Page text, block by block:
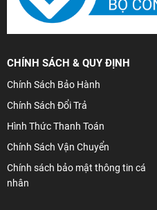
CHÍNH SÁCH & QUY ĐỊNH
Chính Sách Bảo Hành
Chính Sách Đổi Trả
Hình Thức Thanh Toán
Chính Sách Vận Chuyển
Chính sách bảo mật thông tin cá
nhân